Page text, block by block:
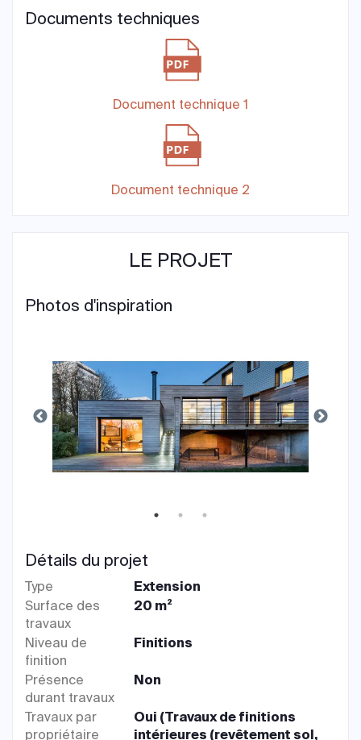
Documents techniques
Document technique 1
Document technique 2
LE PROJET
Photos d'inspiration
Détails du projet
Type
Extension
Surface des
travaux
20 m²
Niveau de
finition
Finitions
Présence
durant travaux
Non
Travaux par
propriétaire
Oui (Travaux de finitions
intérieures (revêtement sol,